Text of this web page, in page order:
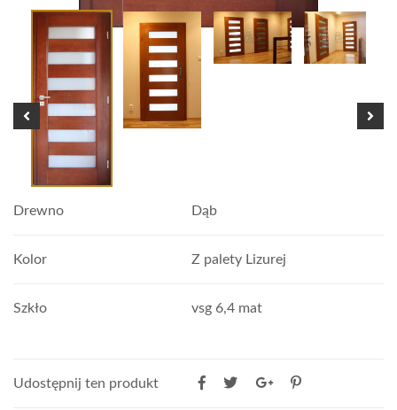
Drewno Dąb
Kolor Z palety Lizurej
Szkło vsg 6,4 mat
Udostępnij ten produkt